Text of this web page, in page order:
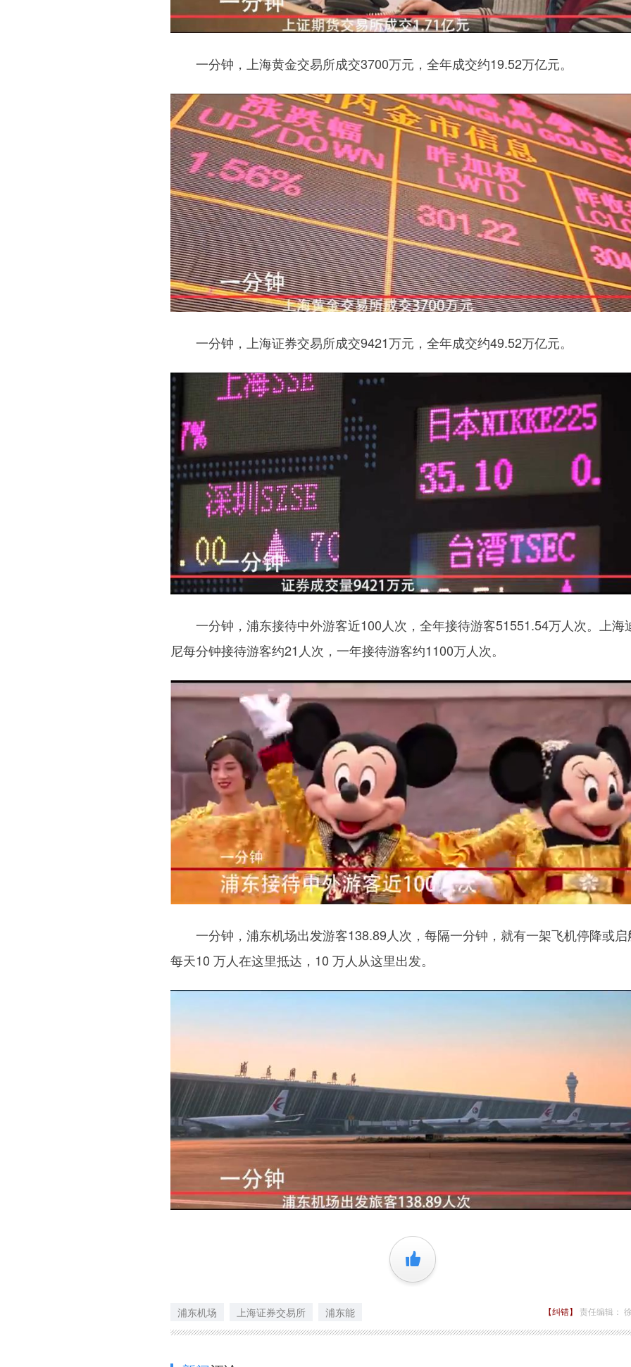
一分钟，上海黄金交易所成交3700万元，全年成交约19.52万亿元。
一分钟，上海证券交易所成交9421万元，全年成交约49.52万亿元。
一分钟，浦东接待中外游客近100人次，全年接待游客51551.54万人次。上海
尼每分钟接待游客约21人次，一年接待游客约1100万人次。
一分钟，浦东机场出发游客138.89人次，每隔一分钟，就有一架飞机停降或启
每天10 万人在这里抵达，10 万人从这里出发。
+1
浦东机场 上海证券交易所 浦东能 【纠错】 责任编辑：